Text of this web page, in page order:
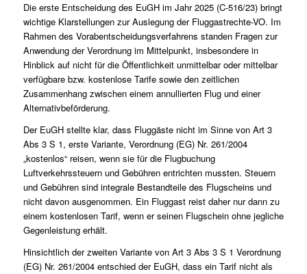
Die erste Entscheidung des EuGH im Jahr 2025 (C-516/23) bringt
wichtige Klarstellungen zur Auslegung der Fluggastrechte-VO. Im
Rahmen des Vorabentscheidungsverfahrens standen Fragen zur
Anwendung der Verordnung im Mittelpunkt, insbesondere in
Hinblick auf nicht für die Öffentlichkeit unmittelbar oder mittelbar
verfügbare bzw. kostenlose Tarife sowie den zeitlichen
Zusammenhang zwischen einem annullierten Flug und einer
Alternativbeförderung.
Der EuGH stellte klar, dass Fluggäste nicht im Sinne von Art 3
Abs 3 S 1, erste Variante, Verordnung (EG) Nr. 261/2004
„kostenlos“ reisen, wenn sie für die Flugbuchung
Luftverkehrssteuern und Gebühren entrichten mussten. Steuern
und Gebühren sind integrale Bestandteile des Flugscheins und
nicht davon ausgenommen. Ein Fluggast reist daher nur dann zu
einem kostenlosen Tarif, wenn er seinen Flugschein ohne jegliche
Gegenleistung erhält.
Hinsichtlich der zweiten Variante von Art 3 Abs 3 S 1 Verordnung
(EG) Nr. 261/2004 entschied der EuGH, dass ein Tarif nicht als